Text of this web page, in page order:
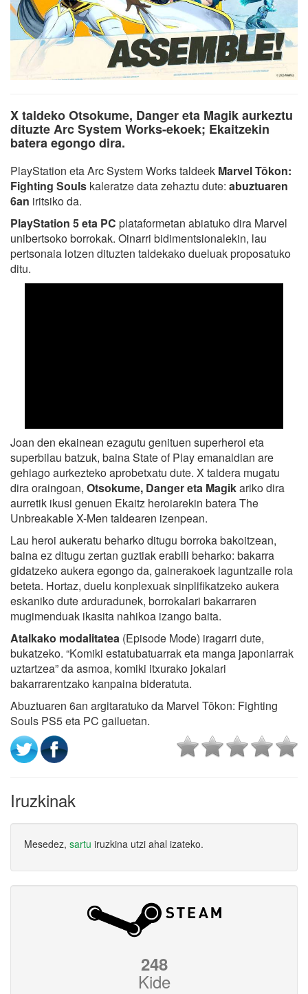
X taldeko Otsokume, Danger eta Magik aurkeztu
dituzte Arc System Works-ekoek; Ekaitzekin
batera egongo dira.
PlayStation eta Arc System Works taldeek Marvel Tōkon:
Fighting Souls kaleratze data zehaztu dute: abuztuaren
6an iritsiko da.
PlayStation 5 eta PC plataformetan abiatuko dira Marvel
unibertsoko borrokak. Oinarri bidimentsionalekin, lau
pertsonaia lotzen dituzten taldekako dueluak proposatuko
ditu.
Joan den ekainean ezagutu genituen superheroi eta
superbilau batzuk, baina State of Play emanaldian are
gehiago aurkezteko aprobetxatu dute. X taldera mugatu
dira oraingoan, Otsokume, Danger eta Magikariko dira
aurretik ikusi genuen Ekaitz heroiarekin batera The
Unbreakable X-Men taldearen izenpean.
Lau heroi aukeratu beharko ditugu borroka bakoitzean,
baina ez ditugu zertan guztiak erabili beharko: bakarra
gidatzeko aukera egongo da, gainerakoek laguntzaile rola
beteta. Hortaz, duelu konplexuak sinplifikatzeko aukera
eskaniko dute arduradunek, borrokalari bakarraren
mugimenduak ikasita nahikoa izango baita.
Atalkako modalitatea (Episode Mode) iragarri dute,
bukatzeko. “Komiki estatubatuarrak eta manga japoniarrak
uztartzea” da asmoa, komiki itxurako jokalari
bakarrarentzako kanpaina bideratuta.
Abuztuaren 6an argitaratuko da Marvel Tōkon: Fighting
Souls PS5 eta PC gailuetan.
Iruzkinak
Mesedez, sartu iruzkina utzi ahal izateko.
248
Kide